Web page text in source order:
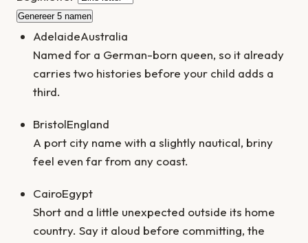
Genereer 5 namen
AdelaideAustralia
Named for a German-born queen, so it already
carries two histories before your child adds a
third.
BristolEngland
A port city name with a slightly nautical, briny
feel even far from any coast.
CairoEgypt
Short and a little unexpected outside its home
country. Say it aloud before committing, the